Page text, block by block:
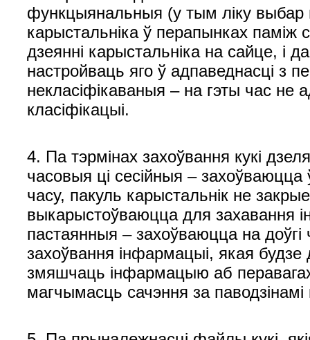
функцыянальныя (у тым ліку выбар
карыстальніка ў перапынках паміж
дзеянні карыстальніка на сайце, і
настройваць яго ў адпаведнасці з
некласіфікаваныя – на гэты час не
класіфікацыі.
4. Па тэрмінах захоўвання кукі
часовыя ці сесійныя – захоўваюцца
часу, пакуль карыстальнік не
выкарыстоўваюцца для захавання
пастаянныя – захоўваюцца на
захоўвання інфармацыі, якая будзе
змяшчаць інфармацыю аб
магчымасць сачэння за паводзінамі